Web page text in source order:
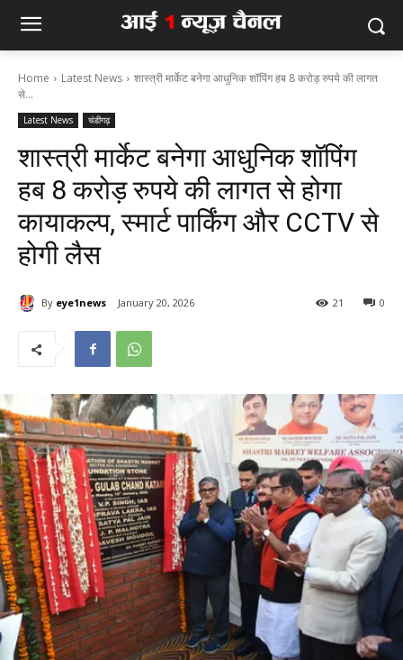
Home Latest News
शास्त्री मार्केट बनेगा आधुनिक शॉपिंग हब 8 करोड़ रुपये की लागत
से...
Latest News चंडीगढ़
शास्त्री मार्केट बनेगा आधुनिक शॉपिंग
हब 8 करोड़ रुपये की लागत से होगा
कायाकल्प, स्मार्ट पार्किंग और CCTV से
होगी लैस
By eye1news January 20, 2026 0
21